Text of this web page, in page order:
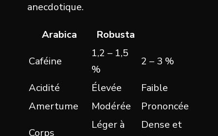
anecdotique.
Arabica Robusta
Caféine
1,2 – 1,5
%
2 – 3 %
Acidité Élevée
Faible
Amertume
Modérée Prononcée
Corps
Léger à
Dense et